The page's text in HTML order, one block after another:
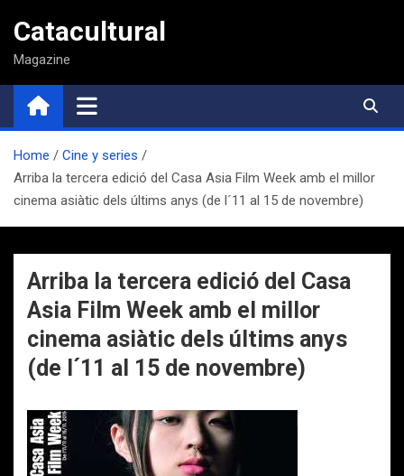
contenido
Catacultural
Magazine
Home
Cine y series
Arriba la tercera edició del Casa Asia Film Week amb el millor
cinema asiàtic dels últims anys (de l´11 al 15 de novembre)
Arriba la tercera edició del Casa
Asia Film Week amb el millor
cinema asiàtic dels últims anys
(de l´11 al 15 de novembre)